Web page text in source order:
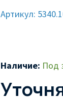
Артикул:
Наличие: Под